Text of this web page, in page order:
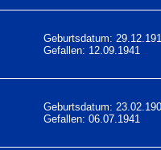
Geburtsdatum:
Gefallen: 12.09.1941
Geburtsdatum:
Gefallen: 06.07.1941